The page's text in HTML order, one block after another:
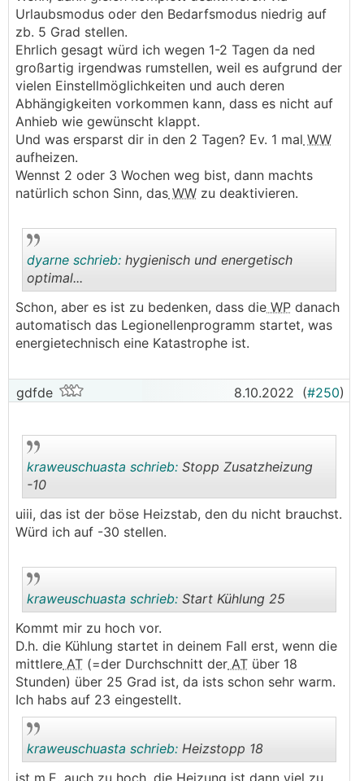
Urlaubsmodus oder den Bedarfsmodus niedrig auf
zb. 5 Grad stellen.
Ehrlich gesagt würd ich wegen 1-2 Tagen da ned
großartig irgendwas rumstellen, weil es aufgrund der
vielen Einstellmöglichkeiten und auch deren
Abhängigkeiten vorkommen kann, dass es nicht auf
Anhieb wie gewünscht klappt.
Und was ersparst dir in den 2 Tagen? Ev. 1 mal WW
aufheizen.
Wennst 2 oder 3 Wochen weg bist, dann machts
natürlich schon Sinn, das WW zu deaktivieren.
..
dyarne schrieb: hygienisch und energetisch
optimal...
Schon, aber es ist zu bedenken, dass die WP danach
automatisch das Legionellenprogramm startet, was
energietechnisch eine Katastrophe ist.
gdfde 8.10.2022 (#250)
..
kraweuschuasta schrieb: Stopp Zusatzheizung
-10
uiii, das ist der böse Heizstab, den du nicht brauchst.
Würd ich auf -30 stellen.
..
kraweuschuasta schrieb: Start Kühlung 25
Kommt mir zu hoch vor.
D.h. die Kühlung startet in deinem Fall erst, wenn die
mittlere AT (=der Durchschnitt der AT über 18
Stunden) über 25 Grad ist, da ists schon sehr warm.
Ich habs auf 23 eingestellt.
kraweuschuasta schrieb: Heizstopp 18
ist m.E. auch zu hoch, die Heizung ist dann viel zu